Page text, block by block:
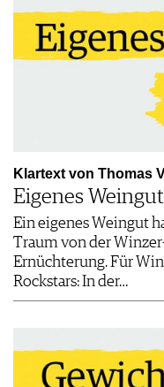
Klartext von Thomas
Eigenes
Ein eigenes Weingut
Traum von der
Ernüchterung. Für
Rockstars: In der…